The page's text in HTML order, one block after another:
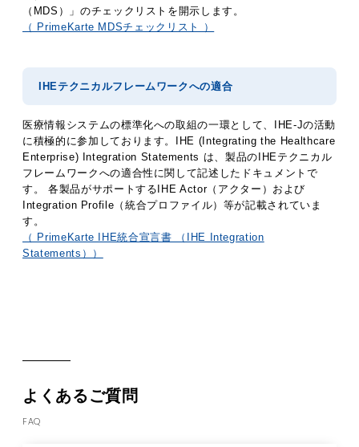
（MDS）」のチェックリストを開示します。
（ PrimeKarte MDSチェックリスト ）
IHEテクニカルフレームワークへの適合
医療情報システムの標準化への取組の一環として、IHE-Jの活動
に積極的に参加しております。IHE (Integrating the Healthcare
Enterprise) Integration Statements は、製品のIHEテクニカル
フレームワークへの適合性に関して記述したドキュメントで
す。 各製品がサポートするIHE Actor（アクター）および
Integration Profile（統合プロファイル）等が記載されていま
す。
（ PrimeKarte IHE統合宣言書 （IHE Integration
Statements））
よくあるご質問
FAQ